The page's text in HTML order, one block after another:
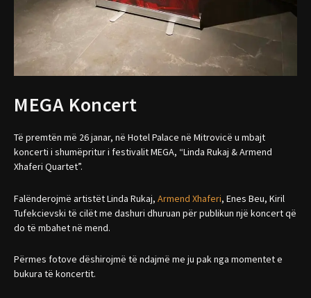
MEGA Koncert
Të premtën më 26 janar, në Hotel Palace në Mitrovicë u mbajt
koncerti i shumëpritur i festivalit MEGA, “Linda Rukaj & Armend
Xhaferi Quartet”.
Falënderojmë artistët Linda Rukaj, Armend Xhaferi, Enes Beu, Kiril
Tufekcievski të cilët me dashuri dhuruan për publikun një koncert që
do të mbahet në mend.
Përmes fotove dëshirojmë të ndajmë me ju pak nga momentet e
bukura të koncertit.